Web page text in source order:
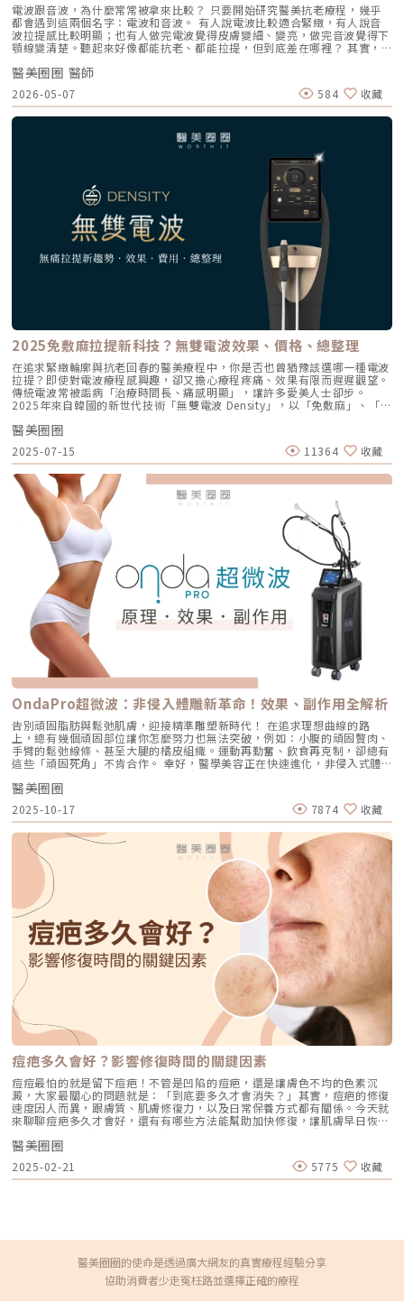
電波跟音波，為什麼常常被拿來比較？ 只要開始研究醫美抗老療程，幾乎
都會遇到這兩個名字：電波和音波。 有人說電波比較適合緊緻，有人說音
波拉提感比較明顯；也有人做完電波覺得皮膚變細、變亮，做完音波覺得下
顎線變清楚。聽起來好像都能抗老、都能拉提，但到底差在哪裡？ 其實，
電波和音波最大的差別，不是「哪一個比較厲害」，而是它們使用的能量不
同、作用的層次不同，適合處理的老化問題也不同。 簡單來說： 電波偏向
改善皮膚的鬆、細紋、膚質與緊緻度。 音波偏向改善輪廓的垂、嘴邊肉、
下顎線與深層支撐。 例如：如果把臉比喻成一棟房子，電波比較像是在整
理牆面，讓表面變得更平整、更緊；音波則比較像是在加強地基與支撐結
構，讓整體輪廓往上撐起來。電波是什麼？重點在 RF 射頻加熱與緊緻電波
拉提使用的是 RF 射頻能量。RF 是 Radiofrequency 的縮寫。原理是透過
射頻能量在皮膚組織中產生熱能，讓膠原蛋白受熱收縮，並啟動後續的膠原
蛋白新生與重組。很多人一聽到「加熱」會覺得很抽象，電波不是只打一個
點，而是讓一段皮膚組織被均勻加熱。當皮膚裡的膠原纖維遇到適當熱能，
就像鬆掉的彈力網被重新收緊，視覺上會有比較緊、平整的感覺。所以電波
常見的效果感受包括：皮膚變緊、細紋變淡、毛孔視覺變細緻、臉部鬆弛感
改善、膚質變得比較平滑。也因為電波比較強調「皮膚緊緻」和「膚質改
善」，所以如果困擾的是臉看起來鬆鬆的、眼周或嘴邊有細紋、臉頰摸起來
不夠緊實，電波通常會是可以評估的方向。但要注意，電波不是做完就立刻
變成另一張臉。效果通常會分成兩個階段：一部分人會先感覺皮膚有收緊
感，後續則會隨著膠原蛋白慢慢新生，讓緊緻度逐漸出現。音波是什麼？重
點在聚焦超音波與深層拉提音波拉提使用的是 聚焦式超音波能量，常見名
稱包含 HIFU、MFU 或 MFU-V。它的特色是可以把能量聚焦到皮膚深層，形
成一個個熱凝結點，刺激組織收縮與膠原蛋白新生。部分音波療程可透過不
同深度探頭，將能量作用到接近深層支撐結構的位置，例如常被討論的
SMAS 筋膜層。SMAS 是臉部支撐結構的一部分，傳統拉皮手術也會處理這
個層次。音波的概念，就是透過非侵入式方式，把能量送到較深層的支撐結
構，幫助輪廓往上拉。所以音波常見的效果感受包括：下顎線變清楚、嘴邊
肉改善、臉部線條變順、雙下巴或下半臉鬆垂感變少。如果你的困擾不是細
紋，而是「臉往下掉」、「輪廓線越來越模糊」、「拍照時下半臉變重」，
音波通常會比電波更貼近你的需求。不過音波也不是越深越好、越痛越有
效。不同部位需要不同探頭、不同深度與不同發數，醫師必須依照臉型、脂
肪厚度、骨架與皮膚狀況去規劃。打錯層次、能量過高或發數不合適，都可
能影響效果與安全性。電波、音波、傳統拉皮手術差異表 項目 電波拉提 音
波拉提 傳統拉皮手術 療程原理 使用RF射頻能量，透過熱能刺激膠原蛋白收
縮與新生 使用聚焦式超音波能量，將熱能聚焦到特定深度，刺激組織收縮
與膠原蛋白新生 透過外科手術方式，移除多餘皮膚，並重新拉提、固定鬆
弛組織 作用方向 偏向皮膚緊緻、細紋、膚質與鬆弛感改善 偏向深層支撐、
輪廓拉提、下顎線與嘴邊肉改善 偏向明顯鬆弛、下垂組織與多餘皮膚的結
構性改善 常見作用層次 真皮層、皮下組織，依儀器與能量設定不同 真皮
層、皮下組織、筋膜層等不同深度，依探頭與機型不同 皮膚、皮下組織、
SMAS筋膜層等，依手術方式不同 適合部位 臉部、眼周、下顎線、頸部、身
體局部等，依機型適應症與醫師評估 額頭、眉眼、下半臉、下顎線、雙下
巴、頸部等，依機型與探頭而定 臉部、下半臉、頸部等明顯鬆弛部位 主要
肉、下顎線模糊、臉部下垂感 改善明顯鬆弛、下垂與多餘皮膚，拉提幅度
通常較明顯 適合對象 皮膚開始鬆、細紋變多、毛孔或膚質變粗、想讓臉看
起來更緊緻的人 輪廓開始下垂、嘴邊肉明顯、下顎線不清楚、下半臉變重
的人 中重度鬆弛、皮膚明顯下垂、多餘皮膚較多，且能接受手術恢復期的
型、能量與個人耐受度，可能不需麻醉或搭配舒緩方式 通常需要局部麻
醉、舒眠麻醉或全身麻醉，依手術範圍而定 療程時間 約45分鐘至2小時，
依部位與發數不同 約30分鐘至1.5小時，依部位與發數不同 約2至4小時以
上，依手術範圍與複雜度不同 修復期 多數人修復期短，可能有暫時泛紅、
腫脹或熱感 多數人修復期短，可能有暫時泛紅、痠脹、觸痛感 修復期較
長，可能有腫脹、瘀青、傷口照護與拆線需求 效果出現時間 部分人術後先
有緊實感，完整效果通常隨膠原蛋白新生逐漸出現 部分人術後有緊繃感，
拉提效果通常會在數週至數月逐漸明顯 術後消腫後逐漸看出效果，完整自
然度需等待恢復期 維持時間 約1年至1年半以上，依個人體質、老化速度與
保養而定 約1年至1年半以上，依個人體質、發數、能量與保養而定 通常可
維持數年，但仍會隨年齡與老化速度改變 優點 非侵入式、修復期短、膚質
與緊緻感改善自然 非侵入式、修復期短、對輪廓線與深層支撐較有針對性
拉提幅度通常較明顯，適合較嚴重鬆弛者 限制 對非常明顯的下垂或多餘皮
膚，改善幅度有限 對膚質、毛孔、細紋的改善不一定比電波明顯 需開刀、
有傷口與恢復期，風險與費用通常較高 電波音波哪個好？不要只問哪個
強，要問哪個適合你很多人會問：「電波跟音波哪個效果比較好？」但這個
問題其實很容易問錯方向。因為電波和音波不是同一種東西，它們就像健身
裡的重量訓練和有氧運動，都能讓身體變好，但訓練目標不一樣。 想改善
膚質、緊緻、細紋：可以優先評估電波。 想改善下垂、輪廓線、嘴邊肉：
可以優先評估音波。 如果同時有鬆和垂：可以和醫師討論電音波搭配。這
也是為什麼現在很多醫師會用「複合式療程」來做規劃。不是每個人都只需
要一種療程，而是要看老化主要發生在哪一層，再決定適合電波、音波，還
是兩者搭配。電波音波可以一起打嗎？可以，但不是每個人都一定需要。電
波和音波作用原理不同，所以在醫師評估下，兩者確實可以搭配。常見做法
是用音波處理深層輪廓拉提，再用電波改善皮膚緊緻與膚質鬆弛，讓效果更
全面。不過，電音波不是「全部打越多越好」。發數、能量、施作順序、間
隔時間，都需要依照個人臉部條件設計。如果臉部脂肪偏少、皮膚偏薄、曾
做過其他療程，或是近期剛打過針劑，更要讓醫師完整評估，避免過度治
療。做電波音波前，要注意哪些事？第一，先判斷自己是哪一種老化問題在
選電波或音波前，先不要急著問「哪個比較好」，而是要先看自己的老化問
題屬於哪一種。臉部老化常見可分成四大類：組織鬆弛下垂、結構性凹陷、
皺紋形成、膚質老化。電波和音波主要處理的是「鬆弛與下垂」這一類問
題。電波偏向改善皮膚鬆弛、細紋與緊緻度；音波偏向改善輪廓下垂、嘴邊
肉與下顎線模糊。但如果是太陽穴凹陷、淚溝、臉頰凹陷這類結構性凹陷，
或是斑點、色素沉澱這類膚質問題，單靠電波或音波不一定能解決，需要搭
配其他療程評估。第二，不要只看價格，更要看療程規劃是否合理電波音波
的價格會受到儀器種類、探頭、發數、施作部位、能量設定與診所規劃影
響。價格便宜不一定不好，但如果只用價格做決定，很容易忽略真正重要的
事：這療程到底有沒有符合你的臉部狀況？同樣是音波，有人需要加強下顎
線，有人需要處理嘴邊肉；同樣是電波，有人重點在眼周細紋，有人重點在
臉頰鬆弛。規劃不同，效果自然也會不同。所以選療程時，不只要問「多少
錢」，也要問清楚：使用什麼儀器？施作哪些部位？大約發數或治療範圍怎
麼規劃？為什麼我的狀況適合這個療程？第三，確認儀器來源、探頭耗材與
施作人員電波音波屬於能量型醫美療程，安全性和儀器來源、探頭耗材、操
間，不要用術後當天判斷成敗電波和音波都是透過熱能刺激膠原蛋白反應，
不是做完當天就完成全部效果。部分人術後會先感覺皮膚變緊、輪廓比較
順，但真正的膠原蛋白新生與重組，通常需要數週到數月慢慢發生。所以做
完後不要急著用第一天的樣子判斷有沒有用，也不要因為短期內沒有巨大變
醫美圈圈 醫師
2026-05-07 584 收藏
2025免敷麻拉提新科技？無雙電波效果、價格、總整理
在追求緊緻輪廓與抗老回春的醫美療程中，你是否也曾猶豫該選哪一種電波
拉提？即使對電波療程感興趣，卻又擔心療程疼痛、效果有限而遲遲觀望。
傳統電波常被詬病「治療時間長、痛感明顯」，讓許多愛美人士卻步。
2025年來自韓國的新世代技術「無雙電波 Density」，以「免敷麻」、「雙
層同步加熱」、「高舒適度」等創新特色，迅速成為電波拉提的新寵。本文
將從原理解析、實際效果、療程費用，到與其他電波療法的比較評估，一次
帶你全面了解這項熱度飆升的新科技，協助你做出最適合自己的選擇！什麼
是Density無雙電波？無雙電波由韓國引進、2024–2025 年間開始進入台灣
市場的電波拉提儀器。採用獨創專利技術 αLPHA™ 交替脈衝加熱，將單極
電波與雙極電波同步輸出於同一探頭中，達到「深層拉提＋淺層膚質改善」
的雙重功效。 首4發為單極電波，作用於皮下約 4.3 mm 真皮網狀層，加熱
深層組織以提升膠原蛋白新生； 最後1發為雙極電波，精準針對真皮乳突層
（約 1 mm），形成「熱蓋子」效果，鎖住熱能，改善毛孔與細紋。此外，
技術搭配智能設計： SAC™ 智能冷卻系統：多段冷卻脈衝，治療中可即時
降溫，提升舒適度與安全性。 RIC™ 即時阻抗校正系統：偵測皮膚阻抗並微
調能量輸出，保障加熱均勻與安全。此項技術目的在於突破傳統電波痛感
大、熱點風險，以及刺激較淺層組織效果有限等限制。無雙電波有哪些優
勢？ 舒適度提升，低痛感 SAC冷卻設計與 αLPHA 交替加熱技術，患者普遍
反映「不敷麻，痛感輕微」優於傳統鳳凰電波。 深淺層同步加熱，效果全
面 單極電波針對深層組織拉提，雙極電波則同步改善表層膚質，使全層膚
況得到一致提升。 療程時間縮短 每發能量約 1 秒，即使大面積使用也能在
約 30 分鐘內完成全臉療程，縮時效能更佳。 三種探頭可因應不同部位治療
： 臉部探頭（維納斯／雅典娜）：1000發，改善法令紋、雙頰鬆弛、下顎
線等。 眼部探頭（愛神）：600發，專為眼周細紋設計。 身體探頭（宙
斯）：600發，16 cm²／每發，適用手臂、腹部、臀腿等大面積部位。 靈
敏智能設計，提高安全與精準度 SAC冷卻與RIC阻抗偵測系統同時作用，有
效避免熱傷害及不均加熱。 治療後看得到即時效果及長期改變 雙極電波先
改善淺層，使膚質立即亮澤；而後單極電波效果則在術後2–3 月膠原再生階
段見效。無雙電波效果好嗎？根據國外臨床研究的綜合分析根據國外臨床研
究數據顯示，無雙電波在膠原蛋白增生與肌膚緊實改善方面表現出高度成
效。在治療後的肌膚組織中，膠原纖維密度提升約76%，彈力蛋白增加
82%，而膠原蛋白新生率更可達239%，對於老化肌膚的深層修復能力具高
度潛力。這項技術核心為 αLPHA™ 雙模式輸出設計，能在單一療程中，同
步輸出單極與雙極電波。單極電波深入至真皮深層，刺激膠原重建與皮膚結
構收緊；雙極電波則針對淺層真皮，進行熱能封存與膚質細化，形成「由內
而外、層層改善」的治療效果。無雙電波價格怎麼算？無雙電波尚屬新機、
原廠探頭、耗材成本較高，台灣市場價位分區域有差，以目前各診所公開為
例： 部位／療程 價格區間（NT$） 備註 全臉（臉部探頭） 許多診所定價
溫馨提醒：價格可能依照「發數」「探頭種類」「部位」「促銷活動」「醫
師資歷」等因素上下浮動，選擇前建議詳細諮詢。施打前後注意事項術前準
備 如懷孕、哺乳、心律不整、癲癇、金屬植入（心臟起搏器、牙套等）
者，請告知醫師評估是否適合。 使用外用酸類產品者，建議停用酸品至少 1
週以上，以降低刺激風險。 男性施打前需刮除鬍鬚，保持肌膚乾淨 。術後
保養 24 小時內可能出現紅腫，一般在 1 天內緩解；1 週內應加強保濕與鎮
靜。 避免使用刺激性產品（高濃度維他命 C、酸類等）1 週；洗臉應避免極
端溫水。 術後 1 週內避免劇烈運動、高溫場所（烤箱、蒸氣室等）。哪些
族群適合無雙電波療程？ 想改善初老問題（下垂、雙下巴、臉頰鬆弛） 介
意疼痛感希望「免敷麻」 希望一次全面改善（膚質＋輪廓線） 希望療程快
速，術後恢復期短。不建議對象 有嚴重肌膚問題（如嚴重痤瘡炎、感染
等）者； 有金屬植入、戴牙套、心律不整等特殊狀況； 希望大幅提拉或重
建蘋果肌、填凹洞者，應搭配微整、注射材等療程。無雙電波 vs 鳳凰電波
vs 海芙電波差異比較電波拉提療程百百種，該選哪一台才能真正達到緊緻
又舒適的效果？無雙電波、鳳凰電波與海芙電波是目前市面上最熱門的三款
設備，各自主打不同深度、舒適度與膚質改善效果。以下為你整理三者的關
鍵差異，幫助你更清楚找出最適合的療程選擇。 療程名稱 加熱深度 疼痛感
部可達 1,000 發 同步改善毛孔 約30分鐘 無雙電波 （深層＋淺層） 身體／
眼部 60–600 發 細紋、斑點 Thermage FLX 約 4.3 mm 真皮深層 中等，
部分需敷麻 450–1200 發 主要緊實，膚質改善有限 約60–90分鐘 鳳凰電波
依探頭而異 Volnewmer 約 3–4 mm 真皮層深處（淺→深真皮） 較低，無
雙層設計 條數制，3–800 條不等 膚質改善效果佳、深度拉皮能力有限 約
25–40分鐘 海芙電波 無雙電波常見問題 Q&A，你可能想問的事Q1：無雙
電波會痛嗎？需要敷麻嗎？A：多數人反應幾乎不需要敷麻，痛感遠低於傳
統電波。Density採用 SAC 智能冷卻技術，再加上交替式能量輸出方式，大
頻率。Q3：無雙電波適合哪些人？A： 想改善下垂、法令紋、雙下巴等鬆
善輪廓與膚質、時間有限者Q4：做完無雙電波有恢復期嗎？需要請假嗎？
A：幾乎沒有明顯恢復期。做完可能有短暫泛紅或微熱感，隔天即可正常上
妝與上班。術後1週內建議避免泡溫泉、桑拿與強烈日曬，並加強保濕、防
醫美圈圈
2025-07-15 11364 收藏
OndaPro超微波：非侵入體雕新革命！效果、副作用全解析
告別頑固脂肪與鬆弛肌膚，迎接精準雕塑新時代！ 在追求理想曲線的路
上，總有幾個頑固部位讓你怎麼努力也無法突破，例如：小腹的頑固贅肉、
手臂的鬆弛線條、甚至大腿的橘皮組織。運動再勤奮、飲食再克制，卻總有
這些「頑固死角」不肯合作。 幸好，醫學美容正在快速進化，非侵入式體
雕療程已成為現代人安全、高效塑形的新寵。來自義大利 DEKA 的 Onda
Pro 超微波（“狄卡”昂達微波透熱治療系統，衛部醫器輸字第 037455
號），以「減脂＋緊膚」雙效合一的創新技術，正引領新一波體雕革命。
本文將帶你全面解析 Onda Pro 的核心科技、專屬探頭應用、實際療程效
果，以及安全性與常見疑問，讓你清楚掌握這最新的體雕科技，為你的塑形
計畫提供最安心的參考！Onda Pro 超微波：核心技術與原理深度解析1. 什
麼是 Onda Pro 超微波？Onda Pro 超微波是義大利 DEKA 公司最新推出
的非侵入式體雕黑科技。採用獨家專利 Coolwaves™ 微波技術，以
2.45GHz 的高頻微波作為核心能量，精準又高效。傳統電波或音波像是
「從表層慢慢滲透」的熱浪，容易在肌膚表面累積熱度，而 Onda Pro 的
微波則像一支聚光燈，能避開表皮與真皮層，直達皮下脂肪層與纖維中隔，
深層作用卻又不傷表皮。它能精準加熱頑固脂肪，刺激膠原蛋白生成，同時
改善鬆弛與橘皮問題，一次療程就能同時雕塑曲線與緊緻肌膚。2. 兩大專利
技術，讓體雕更精準、安全Onda Pro 的高效與安全，靠的就是兩大核心專
利技術：(1) Coolwaves™ 超微波技術：鎖定脂肪，精準擊破高頻微波
（2.45GHz）讓熱能集中直擊脂肪區域，像是把頑固脂肪「點亮」加熱，但
不碰表皮。脂肪細胞受熱後，啟動身體的自然代謝機制，慢慢分解並排出體
外，減掉那些「不聽話」的贅肉。同時，熱能也會刺激膠原蛋白生成，讓鬆
弛的肌膚慢慢變緊實，就像在肌膚裡悄悄打開「緊緻開關」。(2) PGW™ 精
準導波技術：安全守護每一層肌膚PGW（Precision-GigaWave）技術能精
準控制微波能量只作用在皮下脂肪層，避免浪費在表皮上，也降低表皮灼熱
感。更貼心的是，Onda Pro 探頭內建專利冷卻系統，將表皮溫度維持在舒
適的 5°C 左右，深層脂肪加熱時，表皮和真皮都被妥善保護。療程過程不
但安全，還相當舒適，就像在享受「暖暖的雕塑按摩」。3. 一機搞定三大目
標，打造理想曲線Onda Pro 超微波透過上述技術，能在一次療程中，針對
多種體態問題提供複合式的改善效果：✔局部減脂：針對頑固脂肪，精準瓦
解那些運動再多都不動如山的小腹、馬鞍、掰掰袖，就是 Onda Pro 的專
長。超微波能量深入皮下層，啟動脂肪代謝機制，讓多餘脂肪慢慢被身體自
然代謝，線條越來越輕盈。✔肌膚緊緻：膠原再生，拉回彈性熱能刺激膠原
蛋白與彈性纖維新生，就像替鬆垮的肌膚「打氣重整」。療程後，肌膚變得
更有彈性、輪廓更明顯，緊實度一步步回到理想狀態。✔平滑曲線：擊退橘
皮，還原細緻觸感對付惱人的橘皮組織，Onda Pro 的熱能能深入纖維中
隔，讓肌膚表面從凹凸不平變得平滑緊緻，摸起來更細緻、看起來更勻稱。
膚到減脂塑形的全方位管理。無論是想收緊臉部線條、改善橘皮，還是對付
那一圈怎麼都甩不掉的脂肪Onda Pro 都能一步到位，讓你重新擁有「緊、
縮、減」的完美比例。 探頭名稱 作用深度 適用部位 功能特色 Pocket膠原
醫美圈圈
2025-10-17 7874 收藏
痘疤多久會好？影響修復時間的關鍵因素
痘痘最怕的就是留下痘疤！不管是凹陷的痘疤，還是讓膚色不均的色素沉
澱，大家最關心的問題就是：「到底要多久才會消失？」其實，痘疤的修復
速度因人而異，跟膚質、肌膚修復力，以及日常保養方式都有關係。今天就
來聊聊痘疤多久才會好，還有有哪些方法能幫助加快修復，讓肌膚早日恢復
光滑！痘疤類型與修復時間痘疤的修復時間因類型而異，從淺層色素沉澱到
深層凹洞，每種痘疤的消退速度都不同。了解各類痘疤的特點，有助於選擇
適合的護理方式，加速肌膚恢復平滑透亮。1. 色素沉澱型痘疤（紅痘疤、黑
痘疤）這類型痘疤通常是發炎後留下的色素沉澱，分為紅痘疤和黑痘疤兩
種。 紅痘疤：是痘痘發炎後形成的紅色印記，通常會隨著時間淡化，約3到
輕微凹洞：若肌膚修復能力較好，大約6個月至1年內可逐漸填補。 嚴重凹
洞：較深的疤痕無法自行恢復，需要約1年以上甚至永久存在，需透過醫美
療程改善。加速修復方式： 多補充膠原蛋白，促進肌膚修復。 使用含維他
醫美圈圈
2025-02-21 5775 收藏
醫美圈圈的使命是透過廣大網友的真實療程經驗分享
協助消費者少走冤枉路並選擇正確的療程